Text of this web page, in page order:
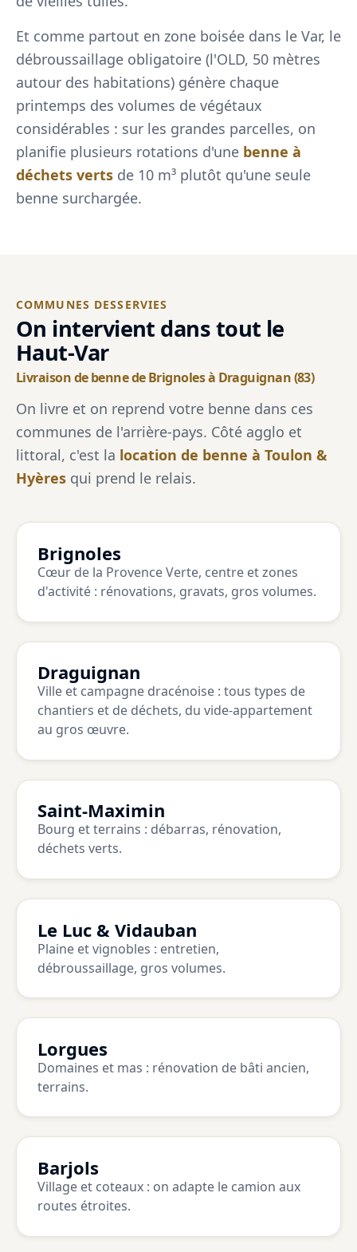
Et comme partout en zone boisée dans le Var, le
débroussaillage obligatoire (l'OLD, 50 mètres
autour des habitations) génère chaque
printemps des volumes de végétaux
considérables : sur les grandes parcelles, on
planifie plusieurs rotations d'une benne à
déchets verts de 10 m³ plutôt qu'une seule
benne surchargée.
COMMUNES DESSERVIES
On intervient dans tout le
Haut-Var
Livraison de benne de Brignoles à Draguignan (83)
On livre et on reprend votre benne dans ces
communes de l'arrière-pays. Côté agglo et
littoral, c'est la location de benne à Toulon &
Hyères qui prend le relais.
Brignoles
Cœur de la Provence Verte, centre et zones
d'activité : rénovations, gravats, gros volumes.
Draguignan
Ville et campagne dracénoise : tous types de
chantiers et de déchets, du vide-appartement
au gros œuvre.
Saint-Maximin
Bourg et terrains : débarras, rénovation,
déchets verts.
Le Luc & Vidauban
Plaine et vignobles : entretien,
débroussaillage, gros volumes.
Lorgues
Domaines et mas : rénovation de bâti ancien,
terrains.
Barjols
Village et coteaux : on adapte le camion aux
routes étroites.